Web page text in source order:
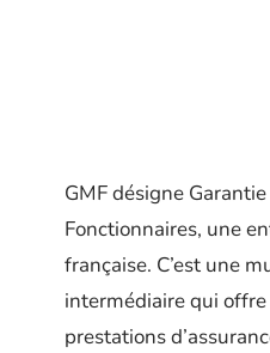
GMF désigne
Fonctionnaires, une
française. C’est une
intermédiaire qui
prestations